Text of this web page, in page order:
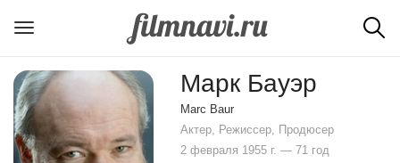
Марк Бауэр
Marc Baur
Актер, Режиссер, Продюсер
2 февраля 1955 г. — 71 год